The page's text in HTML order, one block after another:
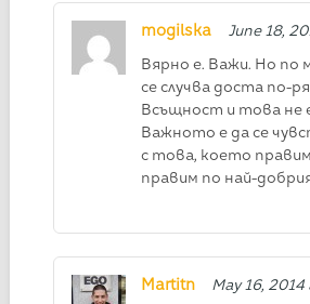
mogilska
June 18,
Вярно е. Важи. Но по
се случва доста по-
Всъщност и това не
Важното е да се
с това, което правим
правим по най-
Martitn
May 16, 2014